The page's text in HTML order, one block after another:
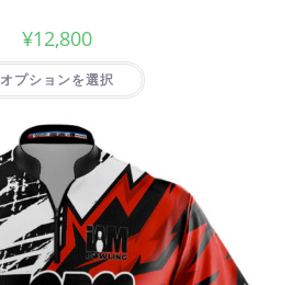
¥12,800
オプションを選択